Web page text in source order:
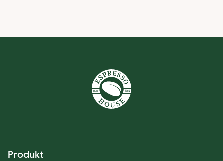
Produkt